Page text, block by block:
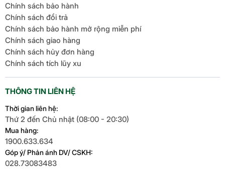
Chính sách bảo hành
Chính sách đổi trả
Chính sách bảo hành mở rộng miễn phí
Chính sách giao hàng
Chính sách hủy đơn hàng
Chính sách tích lũy xu
THÔNG TIN LIÊN HỆ
Thời gian liên hệ:
Thứ 2 đến Chủ nhật (08:00 - 20:30)
Mua hàng:
1900.633.634
Góp ý/ Phản ánh DV/ CSKH:
028.73083483